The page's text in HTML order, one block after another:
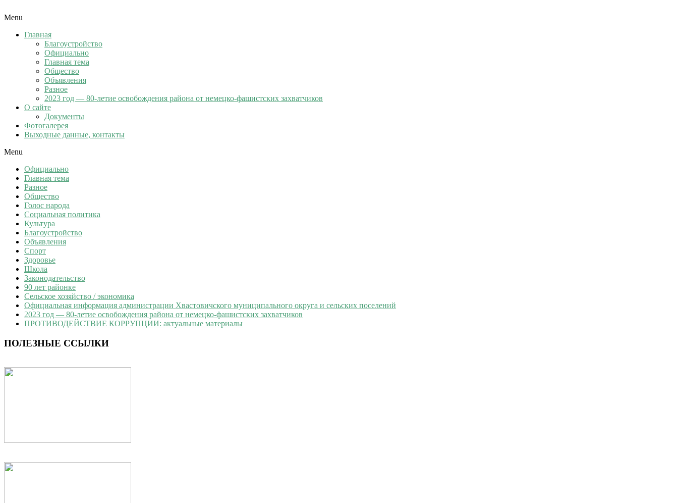
Menu
Главная
Благоустройство
Официально
Главная тема
Общество
Объявления
Разное
2023 год — 80-летие освобождения района от немецко-фашистских захватчиков
О сайте
Документы
Фотогалерея
Выходные данные, контакты
Menu
Официально
Главная тема
Разное
Общество
Голос народа
Социальная политика
Культура
Благоустройство
Объявления
Спорт
Здоровье
Школа
Законодательство
90 лет районке
Сельское хозяйство / экономика
Официальная информация администрации Хвастовичского муниципального округа и сельских поселений
2023 год — 80-летие освобождения района от немецко-фашистских захватчиков
ПРОТИВОДЕЙСТВИЕ КОРРУПЦИИ: актуальные материалы
ПОЛЕЗНЫЕ ССЫЛКИ